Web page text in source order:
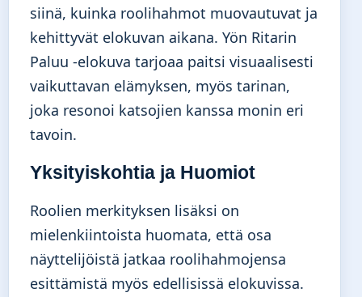
siinä, kuinka roolihahmot muovautuvat ja
kehittyvät elokuvan aikana. Yön Ritarin
Paluu -elokuva tarjoaa paitsi visuaalisesti
vaikuttavan elämyksen, myös tarinan,
joka resonoi katsojien kanssa monin eri
tavoin.
Yksityiskohtia ja Huomiot
Roolien merkityksen lisäksi on
mielenkiintoista huomata, että osa
näyttelijöistä jatkaa roolihahmojensa
esittämistä myös edellisissä elokuvissa.